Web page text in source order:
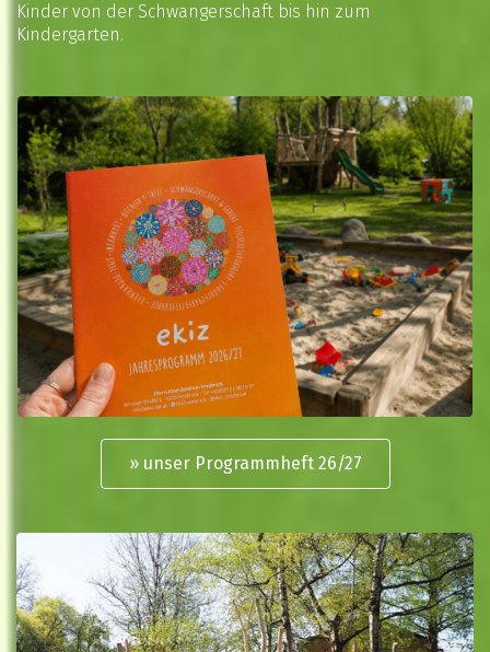
Kinder von der Schwangerschaft bis hin zum
Kindergarten.
» unser Programmheft 26/27